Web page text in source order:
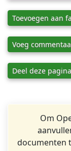
Toevoegen aan
Voeg
Deel deze pagina
Om
documenten